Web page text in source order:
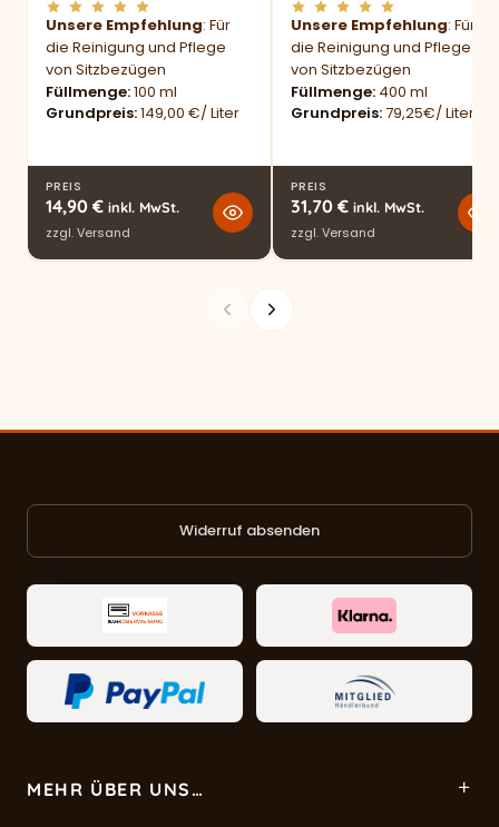
Unsere Empfehlung: Für
die Reinigung und Pflege
von Sitzbezügen
Füllmenge 100 ml
Grundpreis 149,00 €/ Liter
PREIS
14,90 € inkl. MwSt.
zzgl.Versand
Unsere Empfehlung: Für
die Reinigung und Pflege
von Sitzbezügen
Füllmenge 400 ml
Grundpreis 79,25€/ Liter
PREIS
31,70 € inkl. MwSt.
zzgl.Versand
Widerruf absenden
MEHR ÜBER UNS…